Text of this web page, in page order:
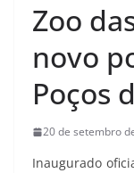
Zoo
novo
Poços
20 de setembro
Inaugurado